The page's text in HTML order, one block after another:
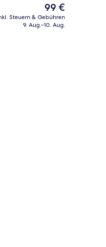
Der
aktuelle
Preis
99 €
Steuern & Gebühren
9. Aug.–10. Aug.